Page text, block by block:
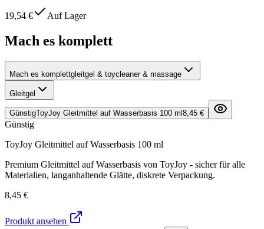
19,54 € Auf Lager
Mach es komplett
Mach es komplettgleitgel & toycleaner & massage
Gleitgel
GünstigToyJoy Gleitmittel auf Wasserbasis 100 ml 8,45 €
Günstig
ToyJoy Gleitmittel auf Wasserbasis 100 ml
Premium Gleitmittel auf Wasserbasis von ToyJoy - sicher für alle
Materialien, langanhaltende Glätte, diskrete Verpackung.
8,45 €
Produkt ansehen